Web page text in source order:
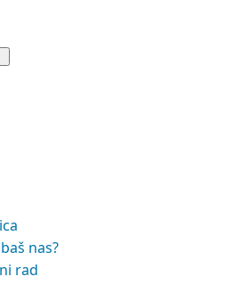
nas?
rad